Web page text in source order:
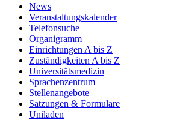
News
Veranstaltungskalender
Telefonsuche
Organigramm
Einrichtungen A bis Z
Zuständigkeiten A bis Z
Universitätsmedizin
Sprachenzentrum
Stellenangebote
Satzungen & Formulare
Uniladen